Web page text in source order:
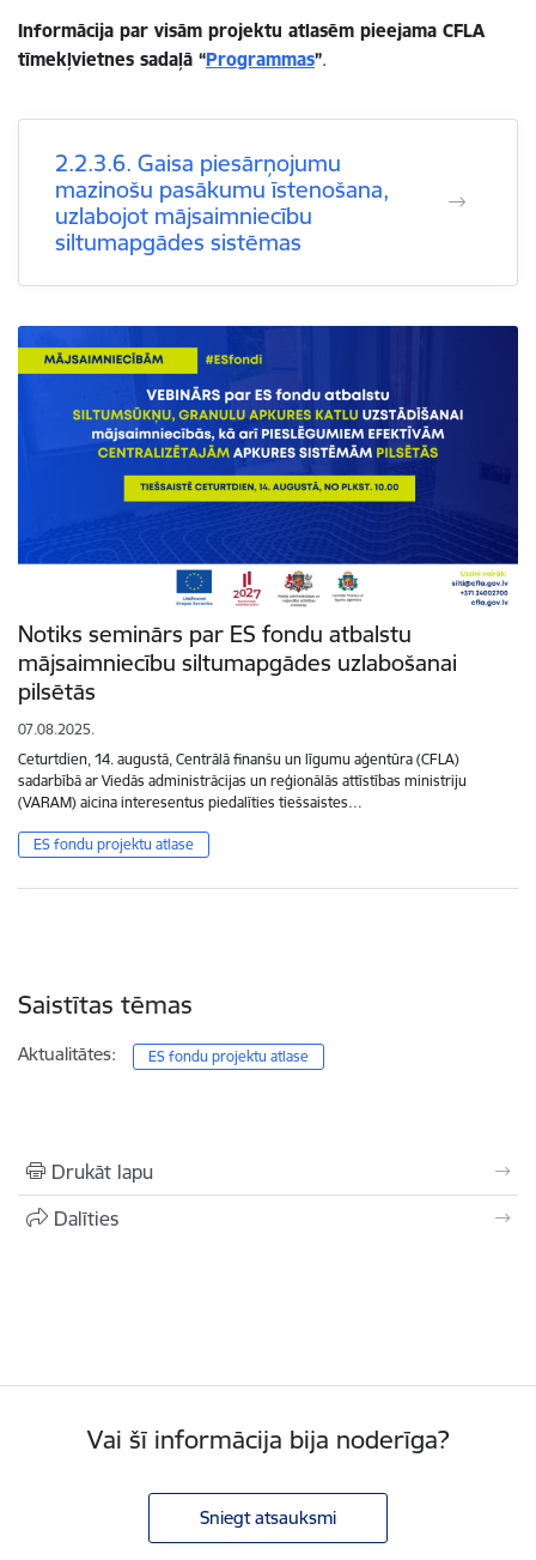
Informācija par visām projektu atlasēm pieejama CFLA
tīmekļvietnes sadaļā “Programmas”.
2.2.3.6. Gaisa piesārņojumu
mazinošu pasākumu īstenošana,
uzlabojot mājsaimniecību
siltumapgādes sistēmas
Notiks seminārs par ES fondu atbalstu
mājsaimniecību siltumapgādes uzlabošanai
pilsētās
07.08.2025.
Ceturtdien, 14. augustā, Centrālā finanšu un līgumu aģentūra (CFLA)
sadarbībā ar Viedās administrācijas un reģionālās attīstības ministriju
(VARAM) aicina interesentus piedalīties tiešsaistes…
ES fondu projektu atlase
Saistītas tēmas
Aktualitātes: ES fondu projektu atlase
Drukāt lapu
Dalīties
Vai šī informācija bija noderīga?
Sniegt atsauksmi